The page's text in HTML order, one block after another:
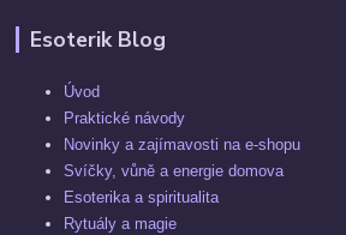
Esoterik Blog
Úvod
Praktické návody
Novinky a zajímavosti na e-shopu
Svíčky, vůně a energie domova
Esoterika a spiritualita
Rytuály a magie